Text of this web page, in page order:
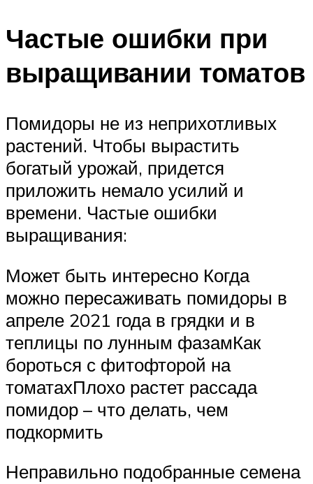
Частые ошибки при
выращивании томатов
Помидоры не из неприхотливых
растений. Чтобы вырастить
богатый урожай, придется
приложить немало усилий и
времени. Частые ошибки
выращивания:
Может быть интересно Когда
можно пересаживать помидоры в
апреле 2021 года в грядки и в
теплицы по лунным фазамКак
бороться с фитофторой на
томатахПлохо растет рассада
помидор – что делать, чем
подкормить
Неправильно подобранные семена